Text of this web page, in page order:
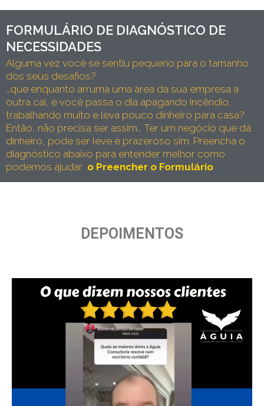
FORMULÁRIO DE DIAGNÓSTICO DE
NECESSIDADES
Alguma vez você se sentiu pequeno para o tamanho
dos seus desafios?
…que enquanto arruma uma área da sua empresa a
outra cai, e você passa o dia apagando incêndio,
trabalhando muito e leva pouco dinheiro para casa?
Então, não precisa ser assim… Ter um negócio que dá
dinheiro, pode ser leve e prazeroso sim. Preencha o
diagnóstico abaixo para entender melhor como
podemos ajudar o Preencher o Formulário
DEPOIMENTOS